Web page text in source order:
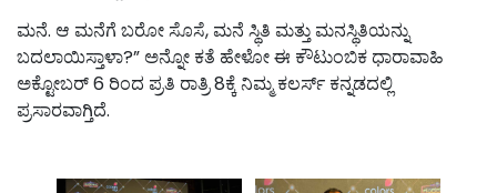
ಮನೆ. ಆ ಮನೆಗೆ ಬರೋ ಸೊಸೆ, ಮನೆ ಸ್ಥಿತಿ ಮತ್ತು ಮನಸ್ಥಿತಿಯನ್ನು
ಬದಲಾಯಿಸ್ತಾಳಾ?” ಅನ್ನೋ ಕತೆ ಹೇಳೋ ಈ ಕೌಟುಂಬಿಕ ಧಾರಾವಾಹಿ
ಅಕ್ಟೋಬರ್ 6 ರಿಂದ ಪ್ರತಿ ರಾತ್ರಿ 8ಕ್ಕೆ ನಿಮ್ಮ ಕಲರ್ಸ್ ಕನ್ನಡದಲ್ಲಿ
ಪ್ರಸಾರವಾಗ್ತಿದೆ.